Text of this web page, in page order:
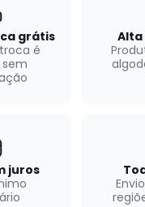
grátis
é
Alta
juros